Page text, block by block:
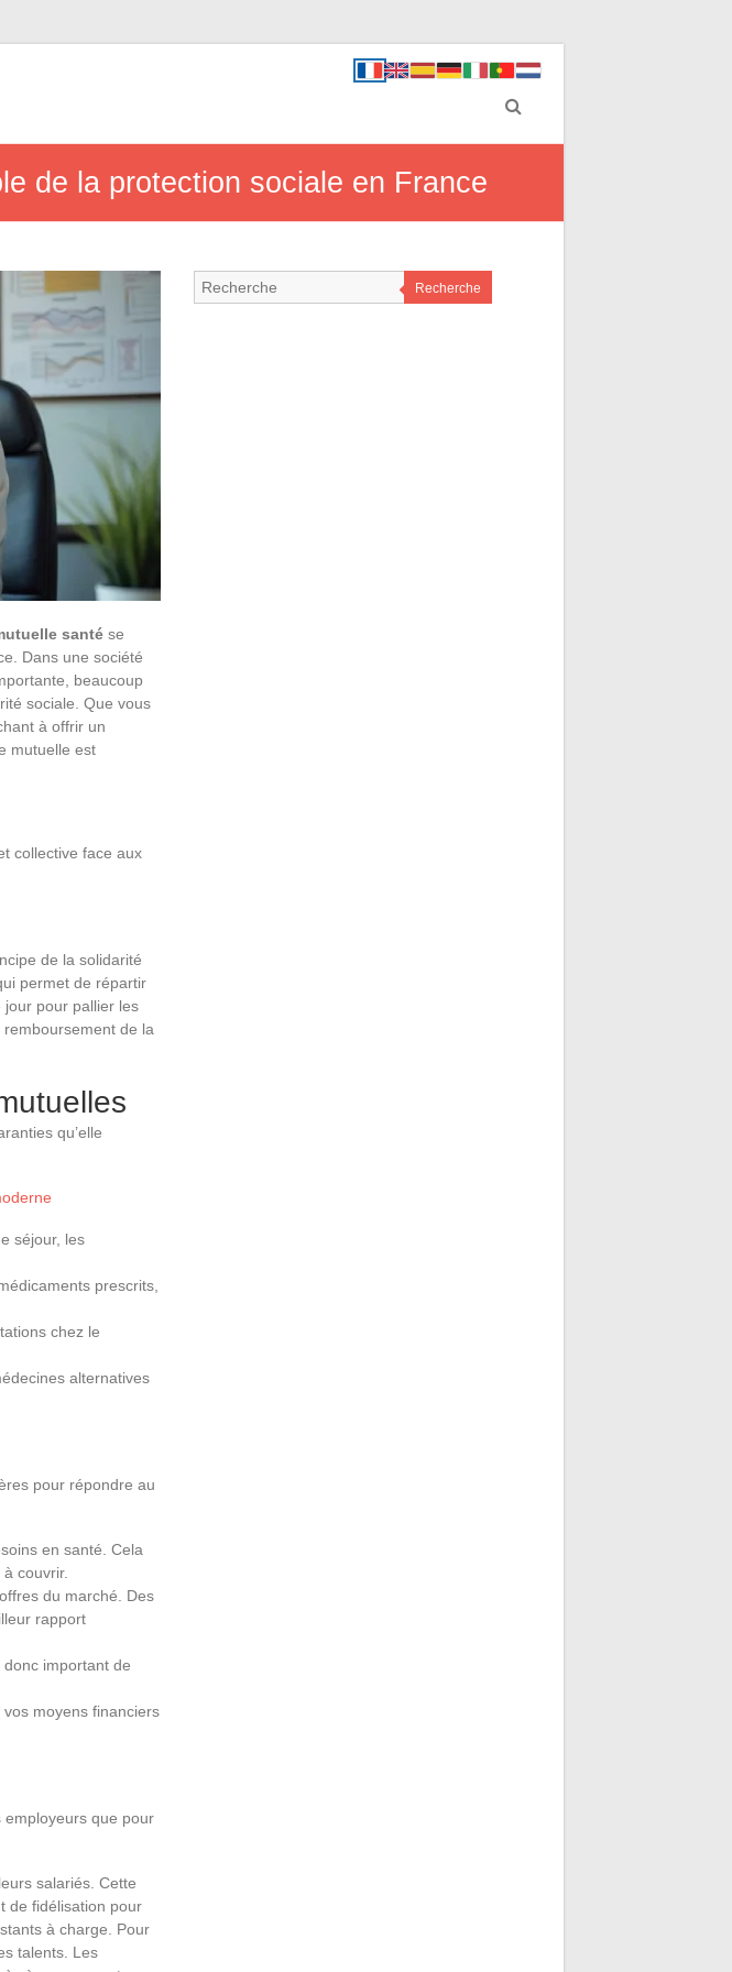
de la protection sociale en France
santé se
Dans une société
beaucoup
sociale. Que vous
à offrir un
mutuelle est
collective face aux
de la solidarité
permet de répartir
jour pour pallier les
remboursement de la
qu’elle
séjour, les
prescrits,
chez le
alternatives
pour répondre au
en santé. Cela
couvrir.
du marché. Des
rapport
important de
moyens financiers
que pour
salariés. Cette
de fidélisation pour
à charge. Pour
talents. Les
Recherche